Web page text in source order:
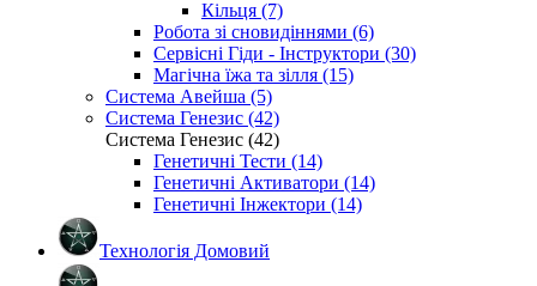
Кільця (7)
Робота зі сновидіннями (6)
Сервісні Гіди - Інструктори (30)
Магічна їжа та зілля (15)
Система Авейша (5)
Система Генезис (42)
Система Генезис (42)
Генетичні Тести (14)
Генетичні Активатори (14)
Генетичні Інжектори (14)
Технологія Домовий